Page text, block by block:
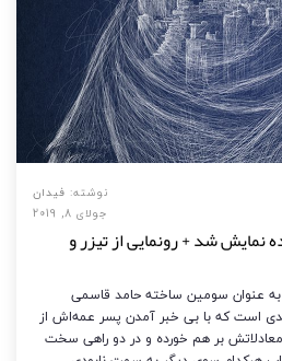
نوشته: فیدان
جولای 8, 2019
نمایش شد + رونمایی از تیزر و
به عنوان سومین ساخته حامد قاسمی
است که با بی خبر آمدن پسر عمه‌اش از
معادلاتش بر هم خورده و در دو راهی سخت